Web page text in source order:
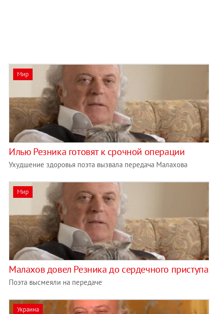
Мир
Илью Резника готовят к срочной операции
Ухудшение здоровья поэта вызвала передача Малахова
Мир
Малахов довел Резника до сердечного приступа
Поэта высмеяли на передаче
Украина